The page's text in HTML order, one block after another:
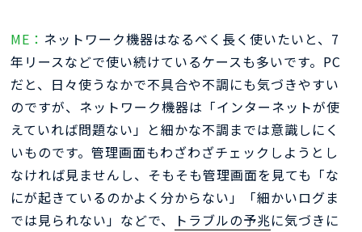
ME： ネットワーク機器はなるべく長く使いたいと、7
年リースなどで使い続けているケースも多いです。PC
だと、日々使うなかで不具合や不調にも気づきやすい
のですが、ネットワーク機器は「インターネットが使
えていれば問題ない」と細かな不調までは意識しにく
いものです。管理画面もわざわざチェックしようとし
なければ見ませんし、そもそも管理画面を見ても「な
にが起きているのかよく分からない」「細かいログま
では見られない」などで、
トラブルの予兆に気づきに